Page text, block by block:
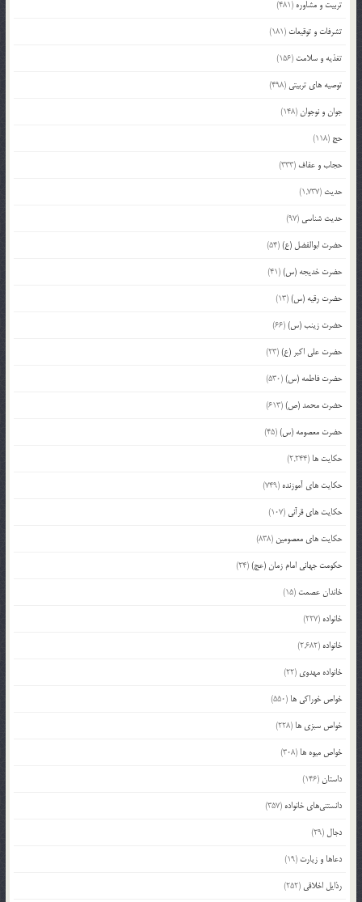
تربیت و مشاوره (481)
تشرفات و توقیعات (181)
تغذیه و سلامت (156)
توصیه های تربیتی (498)
جوان و نوجوان(148)
حج (118)
حجاب و عفاف (333)
حدیث (1,737)
حدیث شناسی (97)
حضرت ابوالفضل (ع)(54)
حضرت خدیجه (س)(41)
حضرت رقیه (س)(13)
حضرت زینب (س)(66)
حضرت علی اکبر (ع)(23)
حضرت فاطمه (س)(530)
حضرت محمد (ص)(613)
حضرت معصومه (س)(45)
حکایت ها (2,244)
حکایت های آموزنده (749)
حکایت های قرآنی (107)
حکایت های معصومین (838)
حکومت جهانی امام زمان (عج)(24)
خاندان عصمت (15)
خانواده (227)
خانواده (2,682)
خانواده مهدوی (22)
خواص خوراکی ها (550)
خواص سبزی ها (228)
خواص میوه ها (308)
داستان(146)
دانستنی‌های خانواده (357)
دجال (29)
دعاها و زیارت (19)
رذایل اخلاقی (252)